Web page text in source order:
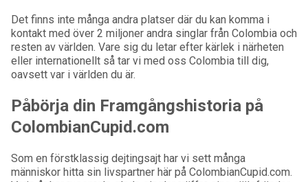
Det finns inte många andra platser där du kan komma i
kontakt med över 2 miljoner andra singlar från Colombia och
resten av världen. Vare sig du letar efter kärlek i närheten
eller internationellt så tar vi med oss Colombia till dig,
oavsett var i världen du är.
Påbörja din Framgångshistoria på
ColombianCupid.com
Som en förstklassig dejtingsajt har vi sett många
människor hitta sin livspartner här på ColombianCupid.com.